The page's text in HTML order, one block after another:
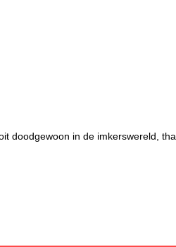
doodgewoon in de imkerswereld,